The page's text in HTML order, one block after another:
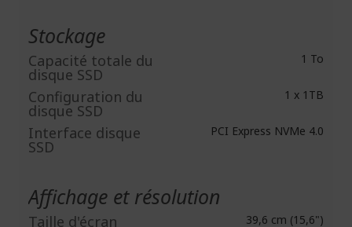
Stockage
Capacité totale du
disque SSD
1 To
Configuration du
disque SSD
1 x 1TB
Interface disque
SSD
PCI Express NVMe 4.0
Affichage et résolution
Taille d'écran 39,6 cm (15,6")